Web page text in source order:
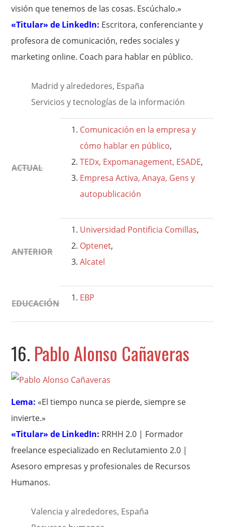
visión que tenemos de las cosas. Escúchalo.»
«Titular» de LinkedIn: Escritora, conferenciante y
profesora de comunicación, redes sociales y
marketing online. Coach para hablar en público.
Madrid y alrededores, España
Servicios y tecnologías de la información
ACTUAL
Comunicación en la empresa y
cómo hablar en público,
TEDx, Expomanagement, ESADE,
Empresa Activa, Anaya, Gens y
autopublicación
ANTERIOR
Universidad Pontificia Comillas,
Optenet,
Alcatel
EDUCACIÓN
EBP
16. Pablo Alonso Cañaveras
Lema: «El tiempo nunca se pierde, siempre se
invierte.»
«Titular» de LinkedIn: RRHH 2.0 | Formador
freelance especializado en Reclutamiento 2.0 |
Asesoro empresas y profesionales de Recursos
Humanos.
Valencia y alrededores, España